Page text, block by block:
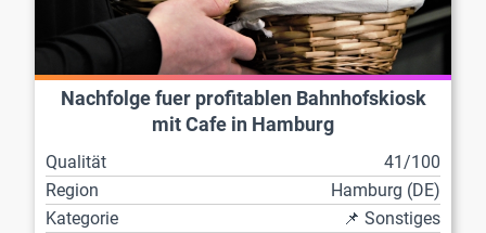
Nachfolge fuer profitablen Bahnhofskiosk
mit Cafe in Hamburg
Qualität
41/100
Region
Hamburg (DE)
Kategorie
📌 Sonstiges